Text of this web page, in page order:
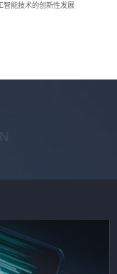
智能技术的创新性发展